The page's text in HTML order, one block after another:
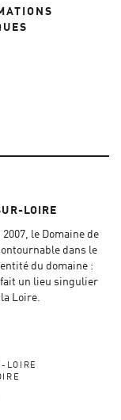
LOIRE
le Domaine de
dans le
du domaine :
un lieu singulier
Loire.
LOIRE